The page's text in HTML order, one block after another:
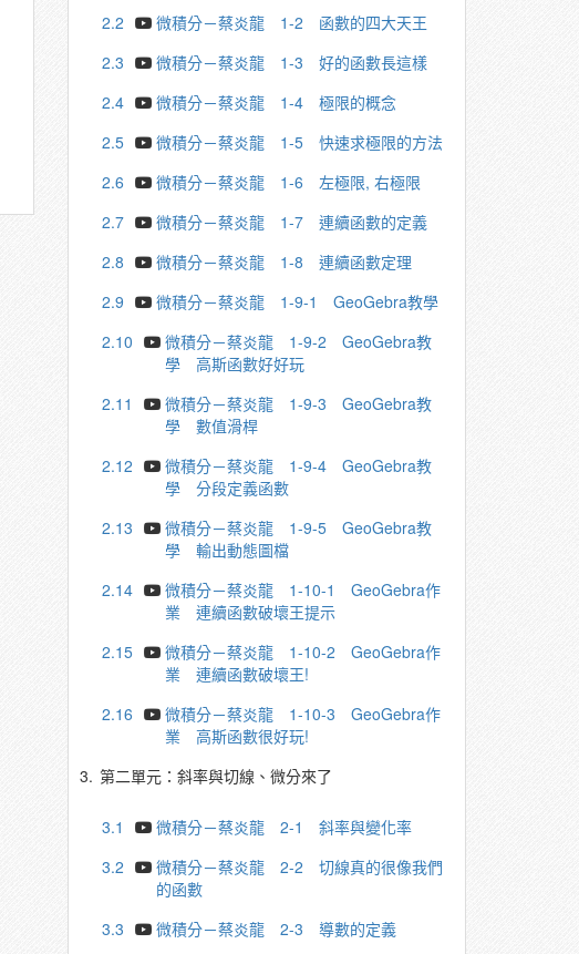
2.2
微積分－蔡炎龍 1-2 函數的四大天王
2.3
微積分－蔡炎龍 1-3 好的函數長這樣
2.4
微積分－蔡炎龍 1-4 極限的概念
2.5
微積分－蔡炎龍 1-5 快速求極限的方法
2.6
微積分－蔡炎龍 1-6 左極限, 右極限
2.7
微積分－蔡炎龍 1-7 連續函數的定義
2.8
微積分－蔡炎龍 1-8 連續函數定理
2.9
微積分－蔡炎龍 1-9-1 GeoGebra教學
2.10
微積分－蔡炎龍 1-9-2 GeoGebra教
學 高斯函數好好玩
2.11
微積分－蔡炎龍 1-9-3 GeoGebra教
學 數值滑桿
2.12
微積分－蔡炎龍 1-9-4 GeoGebra教
學 分段定義函數
2.13
微積分－蔡炎龍 1-9-5 GeoGebra教
學 輸出動態圖檔
2.14
微積分－蔡炎龍 1-10-1 GeoGebra作
業 連續函數破壞王提示
2.15
微積分－蔡炎龍 1-10-2 GeoGebra作
業 連續函數破壞王!
2.16
微積分－蔡炎龍 1-10-3 GeoGebra作
業 高斯函數很好玩!
3. 第二單元：斜率與切線、微分來了
3.1
微積分－蔡炎龍 2-1 斜率與變化率
3.2
微積分－蔡炎龍 2-2 切線真的很像我們
的函數
3.3
微積分－蔡炎龍 2-3 導數的定義